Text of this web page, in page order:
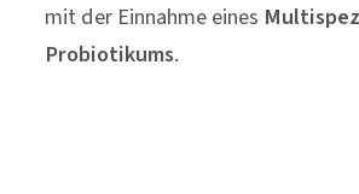
mit der Einnahme eines
Probiotikums.